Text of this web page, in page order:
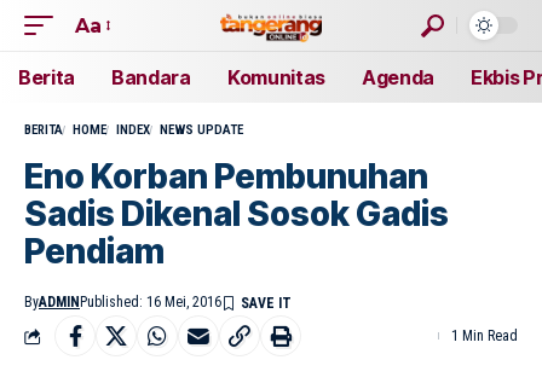
Aa
Berita Bandara Komunitas Agenda Ekbis
BERITA HOME INDEX NEWS UPDATE
Eno Korban Pembunuhan
Sadis Dikenal Sosok Gadis
Pendiam
ByADMIN Published: 16 Mei, 2016
1 Min Read